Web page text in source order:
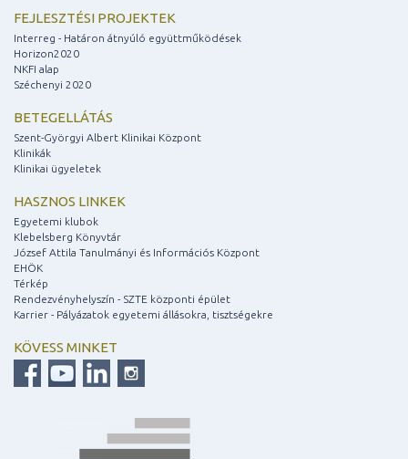
FEJLESZTÉSI PROJEKTEK
Interreg - Határon átnyúló együttműködések
Horizon2020
NKFI alap
Széchenyi 2020
BETEGELLÁTÁS
Szent-Györgyi Albert Klinikai Központ
Klinikák
Klinikai ügyeletek
HASZNOS LINKEK
Egyetemi klubok
Klebelsberg Könyvtár
József Attila Tanulmányi és Információs Központ
EHÖK
Térkép
Rendezvényhelyszín - SZTE központi épület
Karrier - Pályázatok egyetemi állásokra, tisztségekre
KÖVESS MINKET